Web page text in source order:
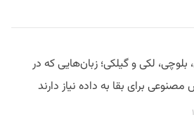
بلوچی، لکی و گیلکی؛ زبان‌هایی که در
برای بقا به داده نیاز دارند